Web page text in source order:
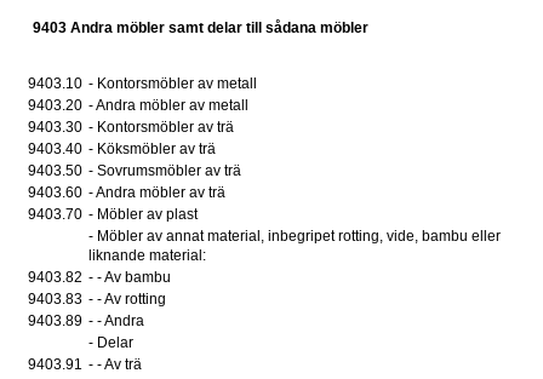
9403 Andra möbler samt delar till sådana möbler
9403.10 - Kontorsmöbler av metall
9403.20 - Andra möbler av metall
9403.30 - Kontorsmöbler av trä
9403.40 - Köksmöbler av trä
9403.50 - Sovrumsmöbler av trä
9403.60 - Andra möbler av trä
9403.70 - Möbler av plast
- Möbler av annat material, inbegripet rotting, vide, bambu eller
liknande material:
9403.82 - - Av bambu
9403.83 - - Av rotting
9403.89 - - Andra
- Delar
9403.91 - - Av trä